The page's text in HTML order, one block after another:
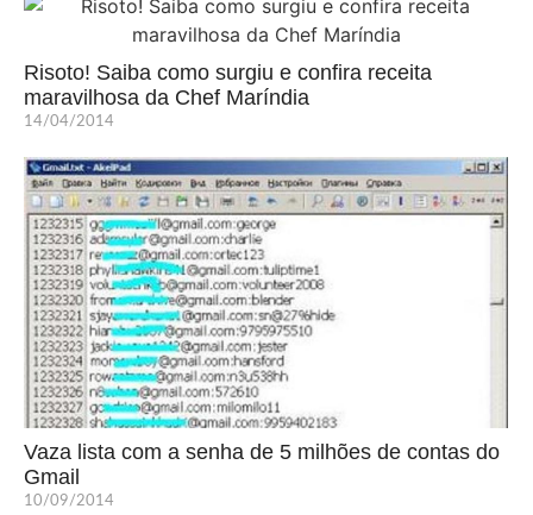
Risoto! Saiba como surgiu e confira receita
maravilhosa da Chef Maríndia
14/04/2014
Vaza lista com a senha de 5 milhões de contas do
Gmail
10/09/2014